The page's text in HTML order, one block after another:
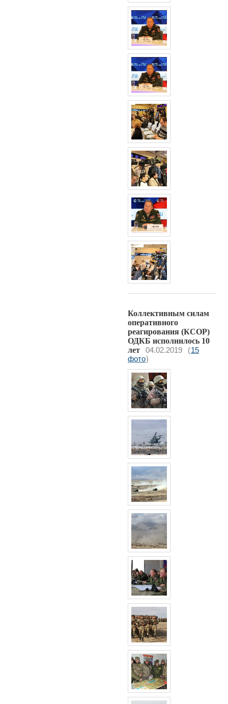
Коллективным силам
оперативного
реагирования (КСОР)
ОДКБ исполнилось 10
лет
04.02.2019 (15
фото)